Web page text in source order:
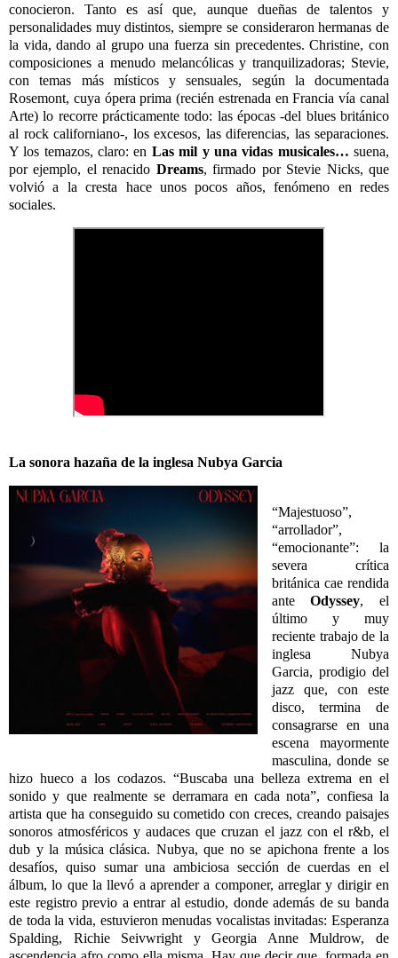
conocieron. Tanto es así que, aunque dueñas de talentos y
personalidades muy distintos, siempre se consideraron hermanas de
la vida, dando al grupo una fuerza sin precedentes. Christine, con
composiciones a menudo melancólicas y tranquilizadoras; Stevie,
con temas más místicos y sensuales, según la documentada
Rosemont, cuya ópera prima (recién estrenada en Francia vía canal
Arte) lo recorre prácticamente todo: las épocas -del blues británico
al rock californiano-, los excesos, las diferencias, las separaciones.
Y los temazos, claro: en Las mil y una vidas musicales… suena,
por ejemplo, el renacido Dreams, firmado por Stevie Nicks, que
volvió a la cresta hace unos pocos años, fenómeno en redes
sociales.
La sonora hazaña de la inglesa Nubya Garcia
“Majestuoso”,
“arrollador”,
“emocionante”: la
severa crítica
británica cae rendida
anteOdyssey, el
último y muy
reciente trabajo de la
inglesa Nubya
Garcia, prodigio del
jazz que, con este
disco, termina de
consagrarse en una
escena mayormente
masculina, donde se
hizo hueco a los codazos. “Buscaba una belleza extrema en el
sonido y que realmente se derramara en cada nota”, confiesa la
artista que ha conseguido su cometido con creces, creando paisajes
sonoros atmosféricos y audaces que cruzan el jazz con el r&b, el
dub y la música clásica. Nubya, que no se apichona frente a los
desafíos, quiso sumar una ambiciosa sección de cuerdas en el
álbum, lo que la llevó a aprender a componer, arreglar y dirigir en
este registro previo a entrar al estudio, donde además de su banda
de toda la vida, estuvieron menudas vocalistas invitadas: Esperanza
Spalding, Richie Seivwright y Georgia Anne Muldrow, de